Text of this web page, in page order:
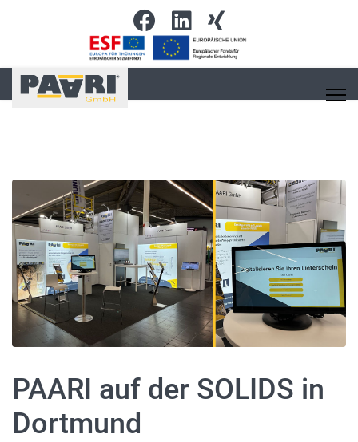
PAARI auf der SOLIDS in
Dortmund